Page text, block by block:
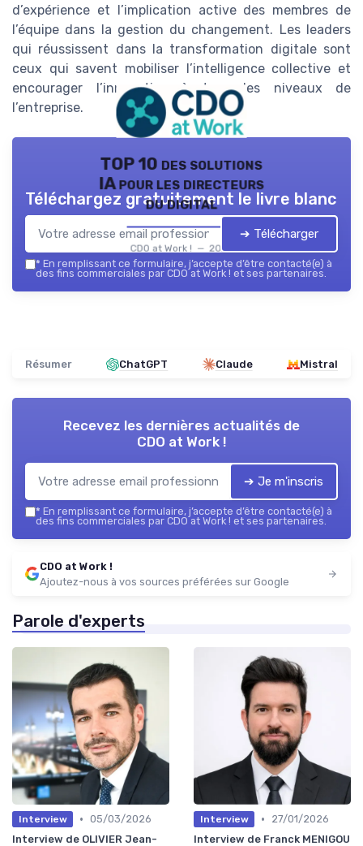
d’expérience et l’implication active des membres de
l’équipe dans la gestion du changement. Les leaders
qui réussissent dans la transformation digitale sont
ceux qui savent mobiliser l’intelligence collective et
encourager l’innovation à tous les niveaux de
l’entreprise.
TOP 10 des solutions
IA pour les directeurs
du digital
CDO at Work ! — 2026
Téléchargez gratuitement le livre blanc
➔ Télécharger
* En remplissant ce formulaire, j’accepte d’être contacté(e) à
des fins commerciales par CDO at Work ! et ses partenaires.
Résumer ChatGPT Claude Mistral
Recevez les dernières actualités de
CDO at Work !
➔ Je m'inscris
* En remplissant ce formulaire, j’accepte d’être contacté(e) à
des fins commerciales par CDO at Work ! et ses partenaires.
CDO at Work !
Ajoutez-nous à vos sources préférées sur Google
Parole d'experts
Interview • 05/03/2026
Interview de OLIVIER Jean-
Interview •
27/01/2026
Interview de Franck MENIGOU